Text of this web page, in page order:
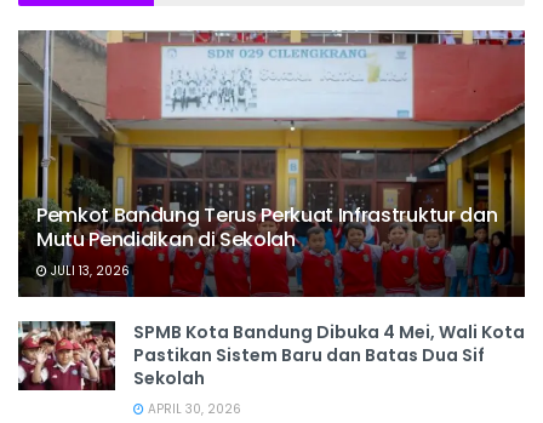
Pemkot Bandung Terus Perkuat Infrastruktur dan
Mutu Pendidikan di Sekolah
JULI 13, 2026
SPMB Kota Bandung Dibuka 4 Mei, Wali Kota
Pastikan Sistem Baru dan Batas Dua Sif
Sekolah
APRIL 30, 2026